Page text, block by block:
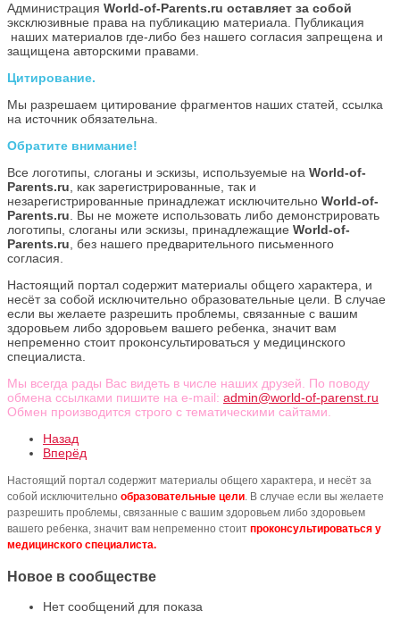
Администрация World-of-Parents.ru оставляет за собой
эксклюзивные права на публикацию материала. Публикация
наших материалов где-либо без нашего согласия запрещена и
защищена авторскими правами.
Цитирование.
Мы разрешаем цитирование фрагментов наших статей, ссылка
на источник обязательна.
Обратите внимание!
Все логотипы, слоганы и эскизы, используемые на World-of-
Parents.ru, как зарегистрированные, так и
незарегистрированные принадлежат исключительно World-of-
Parents.ru. Вы не можете использовать либо демонстрировать
логотипы, слоганы или эскизы, принадлежащие World-of-
Parents.ru, без нашего предварительного письменного
согласия.
Настоящий портал содержит материалы общего характера, и
несёт за собой исключительно образовательные цели. В случае
если вы желаете разрешить проблемы, связанные с вашим
здоровьем либо здоровьем вашего ребенка, значит вам
непременно стоит проконсультироваться у медицинского
специалиста.
Мы всегда рады Вас видеть в числе наших друзей. По поводу
обмена ссылками пишите на e-mail: admin@world-of-parenst.ru
Обмен производится строго с тематическими сайтами.
Назад
Вперёд
Настоящий портал содержит материалы общего характера, и несёт за
собой исключительно образовательные цели. В случае если вы желаете
разрешить проблемы, связанные с вашим здоровьем либо здоровьем
вашего ребенка, значит вам непременно стоит проконсультироваться у
медицинского специалиста.
Новое в сообществе
Нет сообщений для показа